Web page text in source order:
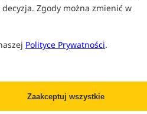
Zgody można zmienić w
Polityce Prywatności.
Zaakceptuj wszystkie